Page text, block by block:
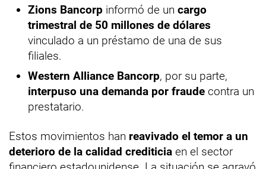
Zions Bancorp informó de un cargo
trimestral de 50 millones de dólares
vinculado a un préstamo de una de sus
filiales.
Western Alliance Bancorp, por su parte,
interpuso una demanda por fraude contra un
prestatario.
Estos movimientos han reavivado el temor a un
deterioro de la calidad crediticia en el sector